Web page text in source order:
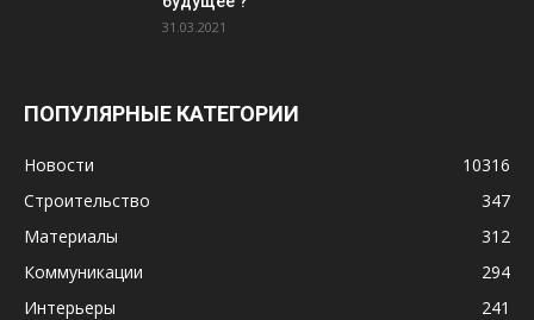
31.03.2021
ПОПУЛЯРНЫЕ КАТЕГОРИИ
Новости
10316
Строительство
347
Материалы
312
Коммуникации
294
Интерьеры
241